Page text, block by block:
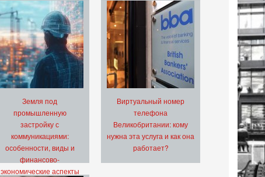
Земля под
промышленную
застройку с
коммуникациями:
особенности, виды и
финансово-
экономические аспекты
Виртуальный номер
телефона
Великобритании: кому
нужна эта услуга и как она
работает?